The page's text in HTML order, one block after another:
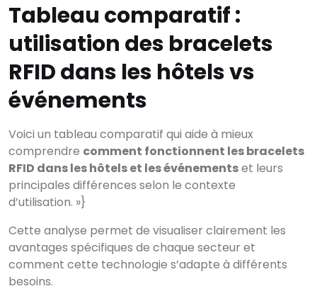
Tableau comparatif :
utilisation des bracelets
RFID dans les hôtels vs
événements
Voici un tableau comparatif qui aide à mieux
comprendre comment fonctionnent les bracelets
RFID dans les hôtels et les événementset leurs
principales différences selon le contexte
d’utilisation. »}
Cette analyse permet de visualiser clairement les
avantages spécifiques de chaque secteur et
comment cette technologie s’adapte à différents
besoins.